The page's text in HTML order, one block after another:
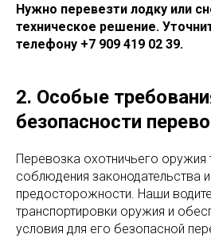
Нужно перевезти лодку или
техническое решение.
телефону +7 909 419 02 39.
2. Особые
безопасности
Перевозка охотничьего оружия
соблюдения законодательства
предосторожности. Наши
транспортировки оружия и
условия для его безопасной